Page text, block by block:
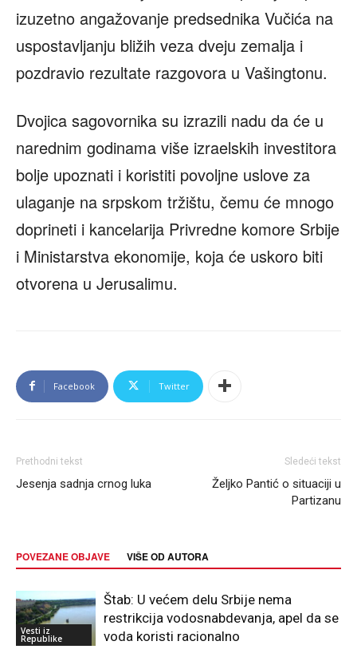
izuzetno angažovanje predsednika Vučića na
uspostavljanju bližih veza dveju zemalja i
pozdravio rezultate razgovora u Vašingtonu.
Dvojica sagovornika su izrazili nadu da će u
narednim godinama više izraelskih investitora
bolje upoznati i koristiti povoljne uslove za
ulaganje na srpskom tržištu, čemu će mnogo
doprineti i kancelarija Privredne komore Srbije
i Ministarstva ekonomije, koja će uskoro biti
otvorena u Jerusalimu.
Facebook Twitter
Prethodni tekst
Jesenja sadnja crnog luka
Sledeći tekst
Željko Pantić o situaciji u
Partizanu
POVEZANE OBJAVE VIŠE OD AUTORA
Vesti iz
Republike
Štab: U većem delu Srbije nema
restrikcija vodosnabdevanja, apel da se
voda koristi racionalno